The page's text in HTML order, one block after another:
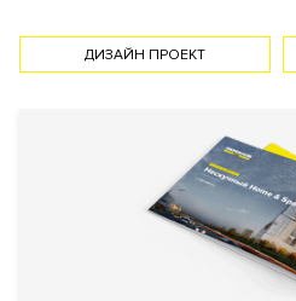
Внутренняя
Технические параметры
дома
ДИЗАЙН ПРОЕКТ